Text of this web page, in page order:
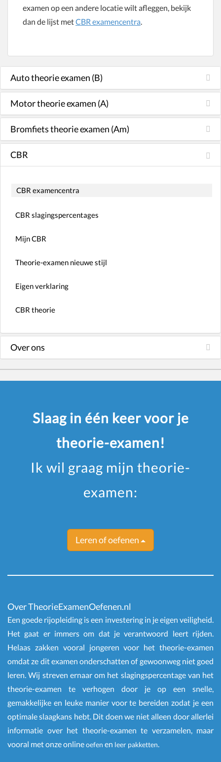
examen op een andere locatie wilt afleggen, bekijk
dan de lijst metCBR examencentra.
Auto theorie examen (B)
Motor theorie examen (A)
Bromfiets theorie examen (Am)
CBR
CBR examencentra
CBR slagingspercentages
Mijn CBR
Theorie-examen nieuwe stijl
Eigen verklaring
CBR theorie
Over ons
Slaag in één keer voor je
theorie-examen!
Ik wil graag mijn theorie-
examen:
Leren of oefenen
Over TheorieExamenOefenen.nl
Een goede rijopleiding is een investering in je eigen veiligheid.
Het gaat er immers om dat je verantwoord leert rijden.
Helaas zakken vooral jongeren voor het theorie-examen
omdat ze dit examen onderschatten of gewoonweg niet goed
leren. Wij streven ernaar om het slagingspercentage van het
theorie-examen te verhogen door je op een snelle,
gemakkelijke en leuke manier voor te bereiden zodat je een
optimale slaagkans hebt. Dit doen we niet alleen door allerlei
informatie over het theorie-examen te verzamelen, maar
vooral met onze onlineoefen en leer pakketten.